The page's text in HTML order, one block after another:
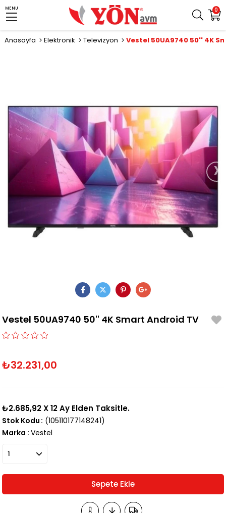
0
MENU
Anasayfa Elektronik Televizyon Vestel 50UA9740 50'' 4K
›
Vestel 50UA9740 50'' 4K Smart Android TV
₺32.231,00
₺2.685,92 X 12 Ay Elden Taksitle.
(105110177148241)
Stok Kodu
Marka : Vestel